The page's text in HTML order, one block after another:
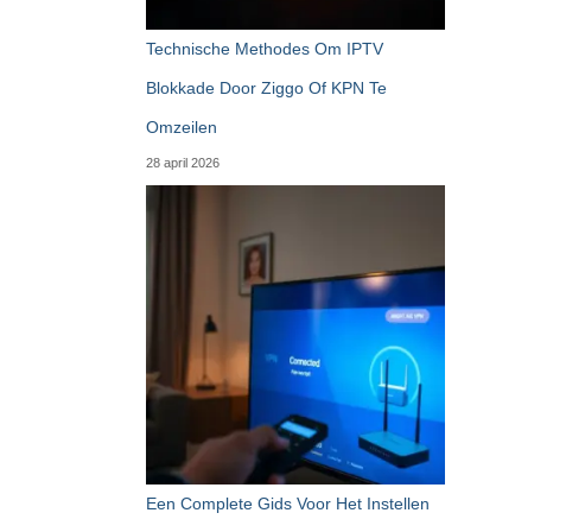
Technische Methodes Om IPTV
Blokkade Door Ziggo Of KPN Te
Omzeilen
28 april 2026
Een Complete Gids Voor Het Instellen